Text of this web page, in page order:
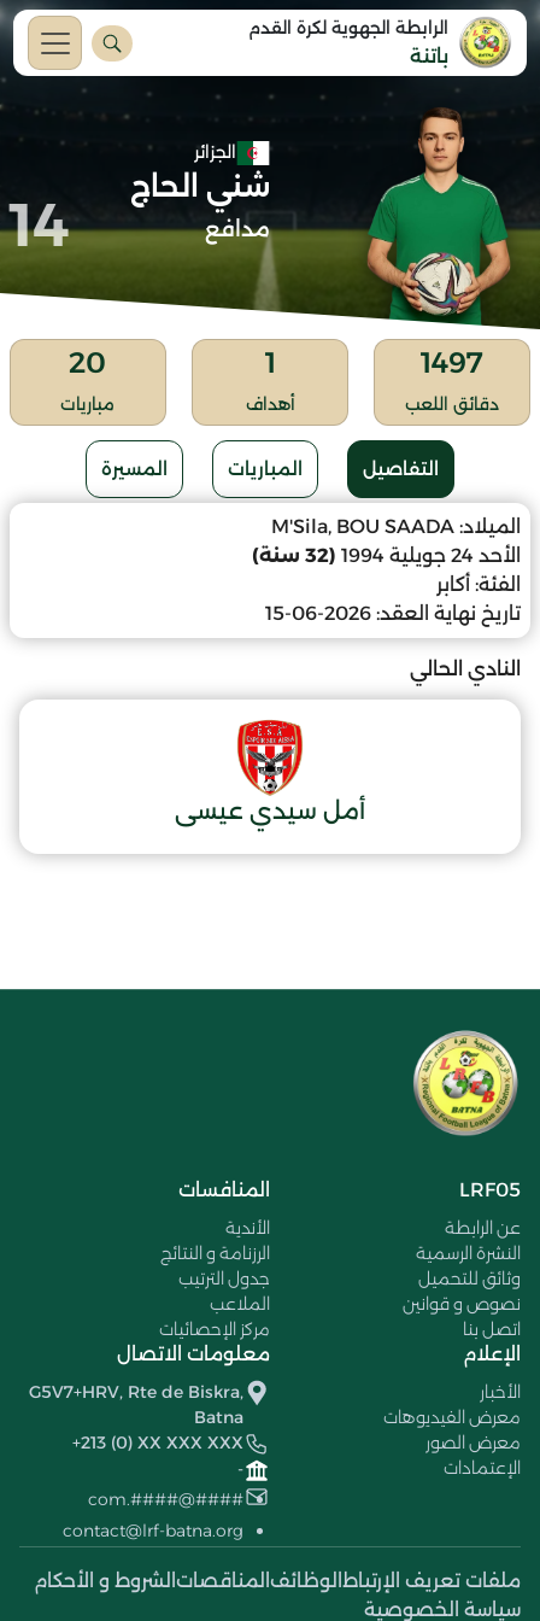
الرابطة الجهوية لكرة القدم
باتنة
الجزائر
شني الحاج
مدافع 14
1497
دقائق اللعب
1
أهداف
20
مباريات
التفاصيل المباريات المسيرة
الميلاد: M'Sila, BOU SAADA
الأحد 24 جويلية 1994
(32 سنة)
الفئة: أكابر
تاريخ نهاية العقد: 2026-06-15
النادي الحالي
أمل سيدي عيسى
LRF05
عن الرابطة
النشرة الرسمية
وثائق للتحميل
نصوص و قوانين
اتصل بنا
المنافسات
الأندية
الرزنامة و النتائج
جدول الترتيب
الملاعب
مركز الإحصائيات
الإعلام
الأخبار
معرض الفيديوهات
معرض الصور
الإعتمادات
معلومات الاتصال
G5V7+HRV, Rte de Biskra,
Batna
+213 (0) XX XXX XXX
-
####@####.com
contact@lrf-batna.org
ملفات تعريف الإرتباط الوظائف المناقصات الشروط و الأحكام
سياسة الخصوصية